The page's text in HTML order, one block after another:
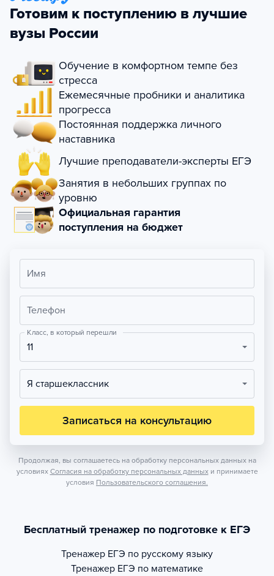
Готовим к поступлению в лучшие
вузы России
Обучение в комфортном темпе без
стресса
Ежемесячные пробники и аналитика
прогресса
Постоянная поддержка личного
наставника
Лучшие преподаватели-эксперты ЕГЭ
Занятия в небольших группах по
уровню
Официальная гарантия
поступления на бюджет
Имя
Телефон
Класс, в который перешли
11
Я старшеклассник
Записаться на консультацию
Продолжая, вы соглашаетесь на обработку персональных данных на
условиях Согласия на обработку персональных данных и принимаете
условия Пользовательского соглашения.
Бесплатный тренажер по подготовке к ЕГЭ
Тренажер ЕГЭ по русскому языку
Тренажер ЕГЭ по математике